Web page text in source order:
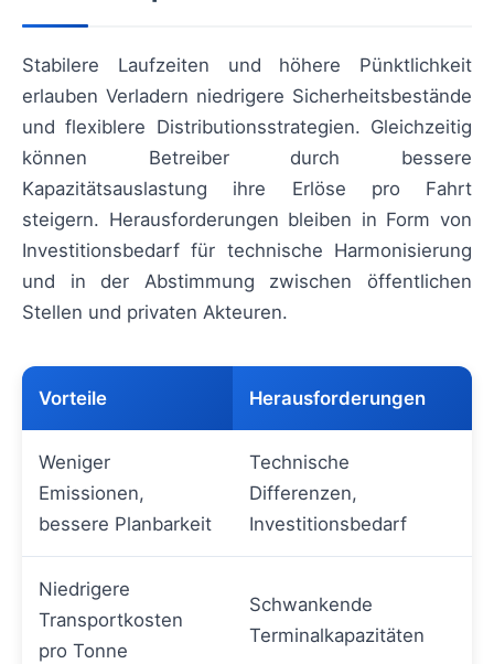
Stabilere Laufzeiten und höhere Pünktlichkeit
erlauben Verladern niedrigere Sicherheitsbestände
und flexiblere Distributionsstrategien. Gleichzeitig
können Betreiber durch bessere
Kapazitätsauslastung ihre Erlöse pro Fahrt
steigern. Herausforderungen bleiben in Form von
Investitionsbedarf für technische Harmonisierung
und in der Abstimmung zwischen öffentlichen
Stellen und privaten Akteuren.
Vorteile Herausforderungen
Weniger
Emissionen,
bessere Planbarkeit
Technische
Differenzen,
Investitionsbedarf
Niedrigere
Transportkosten
pro Tonne
Schwankende
Terminalkapazitäten